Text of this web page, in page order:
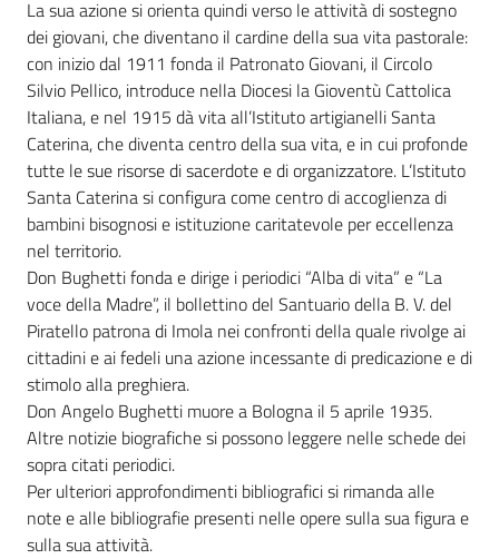
Casa
Piani
Archivio
storico
Decentrate
Patto
per
la
lettura
Seguici
su
La sua azione si orienta quindi verso le attività di sostegno
dei giovani, che diventano il cardine della sua vita pastorale:
con inizio dal 1911 fonda il Patronato Giovani, il Circolo
Silvio Pellico, introduce nella Diocesi la Gioventù Cattolica
Italiana, e nel 1915 dà vita all’Istituto artigianelli Santa
Caterina, che diventa centro della sua vita, e in cui profonde
tutte le sue risorse di sacerdote e di organizzatore. L’Istituto
Santa Caterina si configura come centro di accoglienza di
bambini bisognosi e istituzione caritatevole per eccellenza
nel territorio.
Don Bughetti fonda e dirige i periodici “Alba di vita” e “La
voce della Madre”, il bollettino del Santuario della B. V. del
Piratello patrona di Imola nei confronti della quale rivolge ai
cittadini e ai fedeli una azione incessante di predicazione e di
stimolo alla preghiera.
Don Angelo Bughetti muore a Bologna il 5 aprile 1935.
Altre notizie biografiche si possono leggere nelle schede dei
sopra citati periodici.
Per ulteriori approfondimenti bibliografici si rimanda alle
note e alle bibliografie presenti nelle opere sulla sua figura e
sulla sua attività.